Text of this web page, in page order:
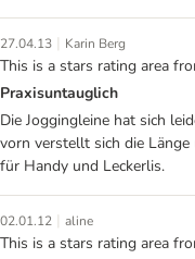
27.04.13 | Karin Berg
This is a stars rating area
Praxisuntauglich
Die Joggingleine hat sich
vorn verstellt sich die Länge
für Handy und Leckerlis.
02.01.12 | aline
This is a stars rating area